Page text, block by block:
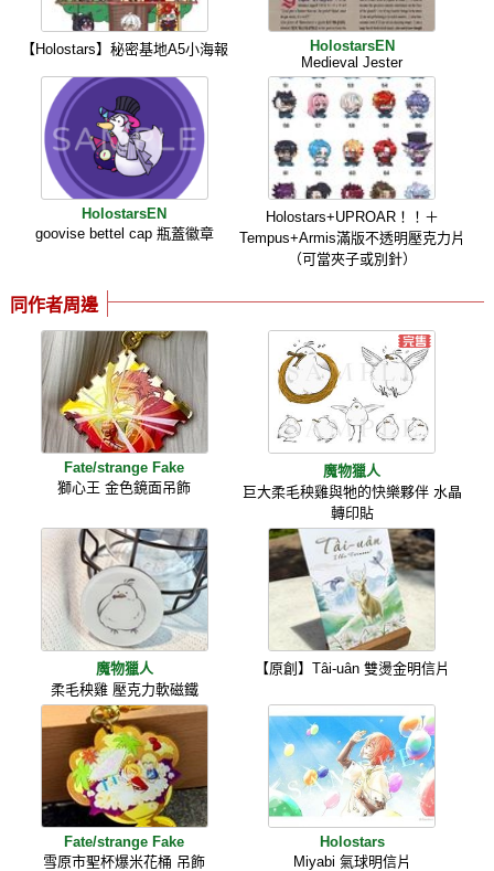
【Holostars】秘密基地A5小海報
HolostarsEN
Medieval Jester
HolostarsEN
goovise bettel cap 瓶蓋徽章
Holostars+UPROAR！！＋
Tempus+Armis滿版不透明壓克力片
（可當夾子或別針）
同作者周邊
Fate/strange Fake
獅心王 金色鏡面吊飾
魔物獵人
巨大柔毛秧雞與牠的快樂夥伴 水晶
轉印貼
魔物獵人
柔毛秧雞 壓克力軟磁鐵
【原創】Tâi-uân 雙燙金明信片
Fate/strange Fake
雪原市聖杯爆米花桶 吊飾
Holostars
Miyabi 氣球明信片